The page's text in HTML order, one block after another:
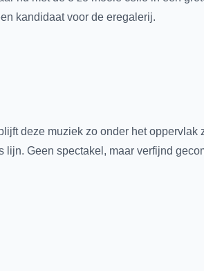
kandidaat voor de eregalerij.
deze muziek zo onder het
Geen spectakel, maar verfijnd